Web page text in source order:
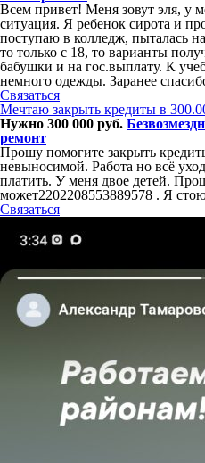
Всем привет! Меня зовут эля, у
ситуация. Я ребенок сирота и
поступаю в колледж, пыталась
то только с 18, то варианты
бабушки и на гос.выплату. К
немного одежды. Заранее
Связаться
Мечтаю закрыть кредиты в
Нужно 300 000 руб.
ремонт
Прошу помогите закрыть
невыносимой. Работа но всё
платить. У меня двое детей.
может2202208553889578 . Я
Связаться